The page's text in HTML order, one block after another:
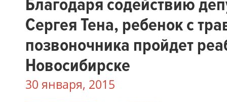
Благодаря содействию
Сергея Тена, ребенок с
позвоночника пройдет
Новосибирске
30 января, 2015